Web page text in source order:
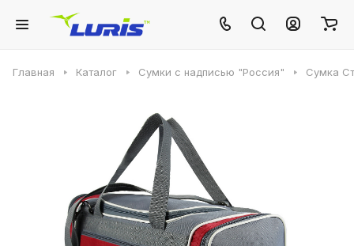
Главная Каталог Сумки с надписью "Россия" Сумка